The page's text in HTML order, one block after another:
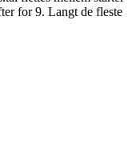
for 9. Langt de fleste